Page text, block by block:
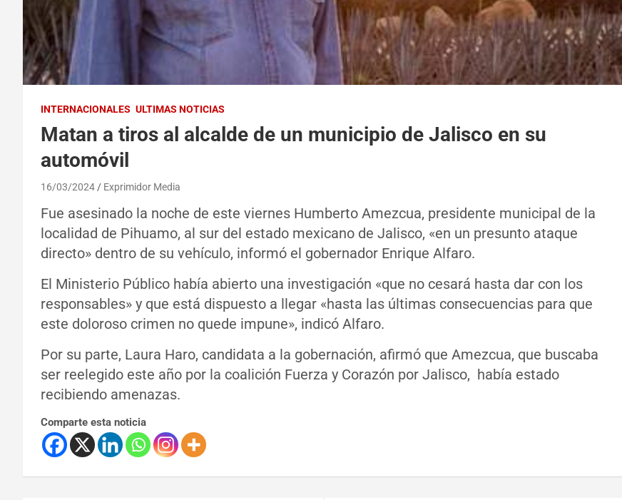
INTERNACIONALES ULTIMAS NOTICIAS
Matan a tiros al alcalde de un municipio de Jalisco en su
automóvil
16/03/2024 Exprimidor Media
Fue asesinado la noche de este viernes Humberto Amezcua, presidente municipal de la
localidad de Pihuamo, al sur del estado mexicano de Jalisco, «en un presunto ataque
directo» dentro de su vehículo, informó el gobernador Enrique Alfaro.
El Ministerio Público había abierto una investigación «que no cesará hasta dar con los
responsables» y que está dispuesto a llegar «hasta las últimas consecuencias para que
este doloroso crimen no quede impune», indicó Alfaro.
Por su parte, Laura Haro, candidata a la gobernación, afirmó que Amezcua, que buscaba
ser reelegido este año por la coalición Fuerza y Corazón por Jalisco, había estado
recibiendo amenazas.
Comparte esta noticia